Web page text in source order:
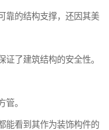
靠的结构支撑，还因其美
了建筑结构的安全性。
。
能看到其作为装饰构件的